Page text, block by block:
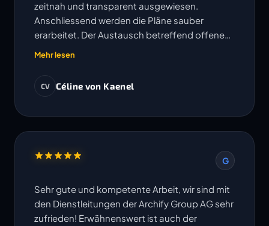
zeitnah und transparent ausgewiesen.
Anschliessend werden die Pläne sauber
erarbeitet. Der Austausch betreffend offenen
Fragen erfolgt sehr unkompliziert und
Termine werden eingehalten. Ich freue mich
Mehr lesen
CV Céline von Kaenel
G
Sehr gute und kompetente Arbeit, wir sind mit
den Dienstleitungen der Archify Group AG sehr
zufrieden! Erwähnenswert ist auch der